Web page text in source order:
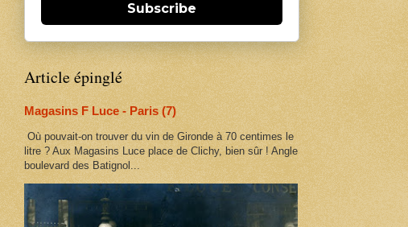
Subscribe
Article épinglé
Magasins F Luce - Paris (7)
Où pouvait-on trouver du vin de Gironde à 70 centimes le
litre ? Aux Magasins Luce place de Clichy, bien sûr ! Angle
boulevard des Batignol...